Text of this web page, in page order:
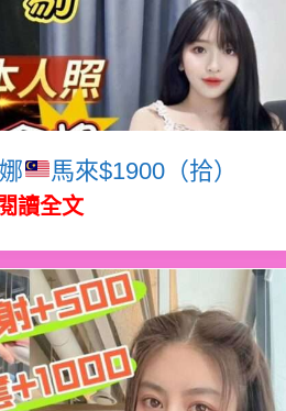
馬來$1900（拾）
閱讀全文